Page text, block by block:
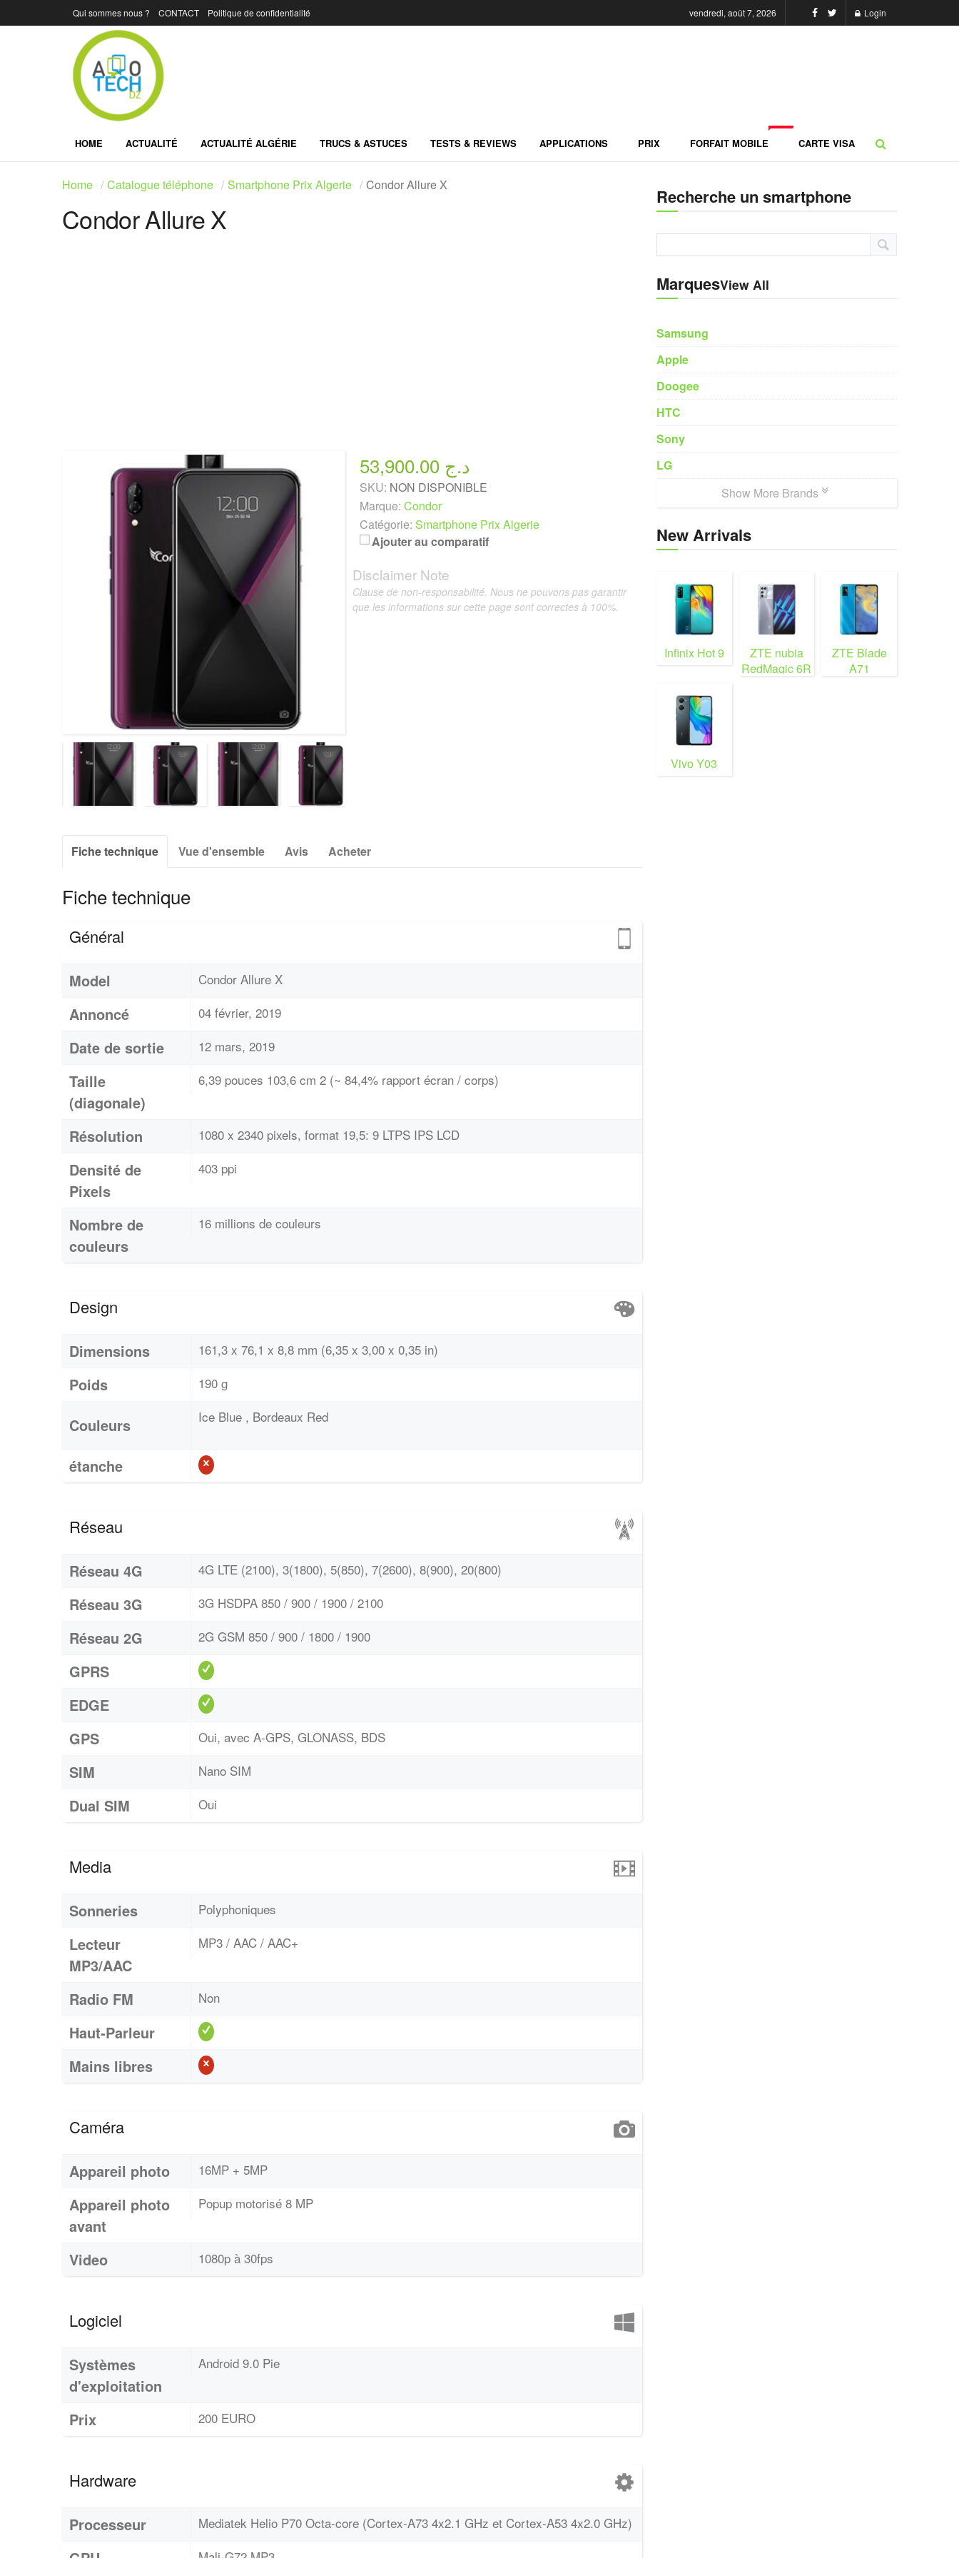
Qui sommes nous ? CONTACT Politique de confidentialité vendredi, août 7, 2026 Login
HOME ACTUALITÉ ACTUALITÉ ALGÉRIE TRUCS & ASTUCES TESTS & REVIEWS APPLICATIONS PRIX FORFAIT MOBILE CARTE VISA
Home Catalogue téléphone Smartphone Prix Algerie Condor Allure X
Condor Allure X
53,900.00 د.ج
SKU: NON DISPONIBLE
Marque: Condor
Catégorie: Smartphone Prix Algerie
Ajouter au comparatif
Fiche technique Vue d'ensemble Avis Acheter
Fiche technique
Général
Model Condor Allure X
Annoncé 04 février, 2019
Date de sortie 12 mars, 2019
Taille
(diagonale)
6,39 pouces 103,6 cm 2 (~ 84,4% rapport écran / corps)
Résolution 1080 x 2340 pixels, format 19,5: 9 LTPS IPS LCD
Densité de
Pixels
403 ppi
Nombre de
couleurs
16 millions de couleurs
Design
Dimensions 161,3 x 76,1 x 8,8 mm (6,35 x 3,00 x 0,35 in)
Poids 190 g
Couleurs Ice Blue , Bordeaux Red
étanche
Réseau
Réseau 4G 4G LTE (2100), 3(1800), 5(850), 7(2600), 8(900), 20(800)
Réseau 3G 3G HSDPA 850 / 900 / 1900 / 2100
Réseau 2G 2G GSM 850 / 900 / 1800 / 1900
GPRS
EDGE
GPS
Oui, avec A-GPS, GLONASS, BDS
SIM Nano SIM
Dual SIM Oui
Media
Sonneries Polyphoniques
Lecteur
MP3/AAC
MP3 / AAC / AAC+
Radio FM Non
Haut-Parleur
Mains libres
Caméra
Appareil photo 16MP + 5MP
Appareil photo
avant
Popup motorisé 8 MP
Video 1080p à 30fps
Logiciel
Systèmes
d'exploitation
Android 9.0 Pie
Prix 200 EURO
Hardware
Processeur Mediatek Helio P70 Octa-core (Cortex-A73 4x2.1 GHz et Cortex-A53 4x2.0 GHz)
Disclaimer Note
Clause de non-responsabilité. Nous ne pouvons pas garantir
que les informations sur cette page sont correctes à 100%.
Recherche un smartphone
MarquesView All
Samsung
Apple
Doogee
HTC
Sony
LG
Show More Brands
New Arrivals
Infinix Hot 9
ZTE nubia
RedMagic 6R
ZTE Blade
A71
Vivo Y03